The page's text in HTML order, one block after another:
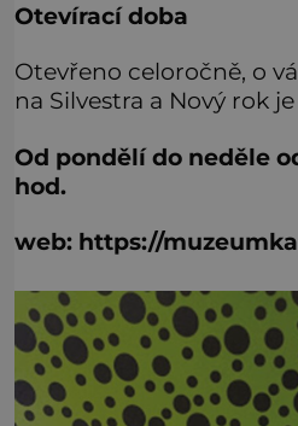
Otevírací doba
Otevřeno celoročně, o
na Silvestra a Nový rok
Od pondělí do neděle
hod.
web: https://